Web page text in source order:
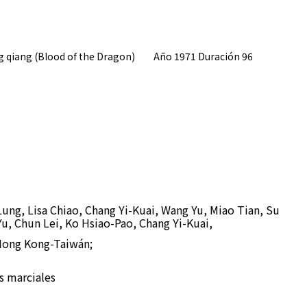
(Blood of the Dragon) Año 1971 Duración 96
Lisa Chiao, Chang Yi-Kuai, Wang Yu, Miao Tian, Su
Chun Lei, Ko Hsiao-Pao, Chang Yi-Kuai,
Kong-Taiwán;
marciales